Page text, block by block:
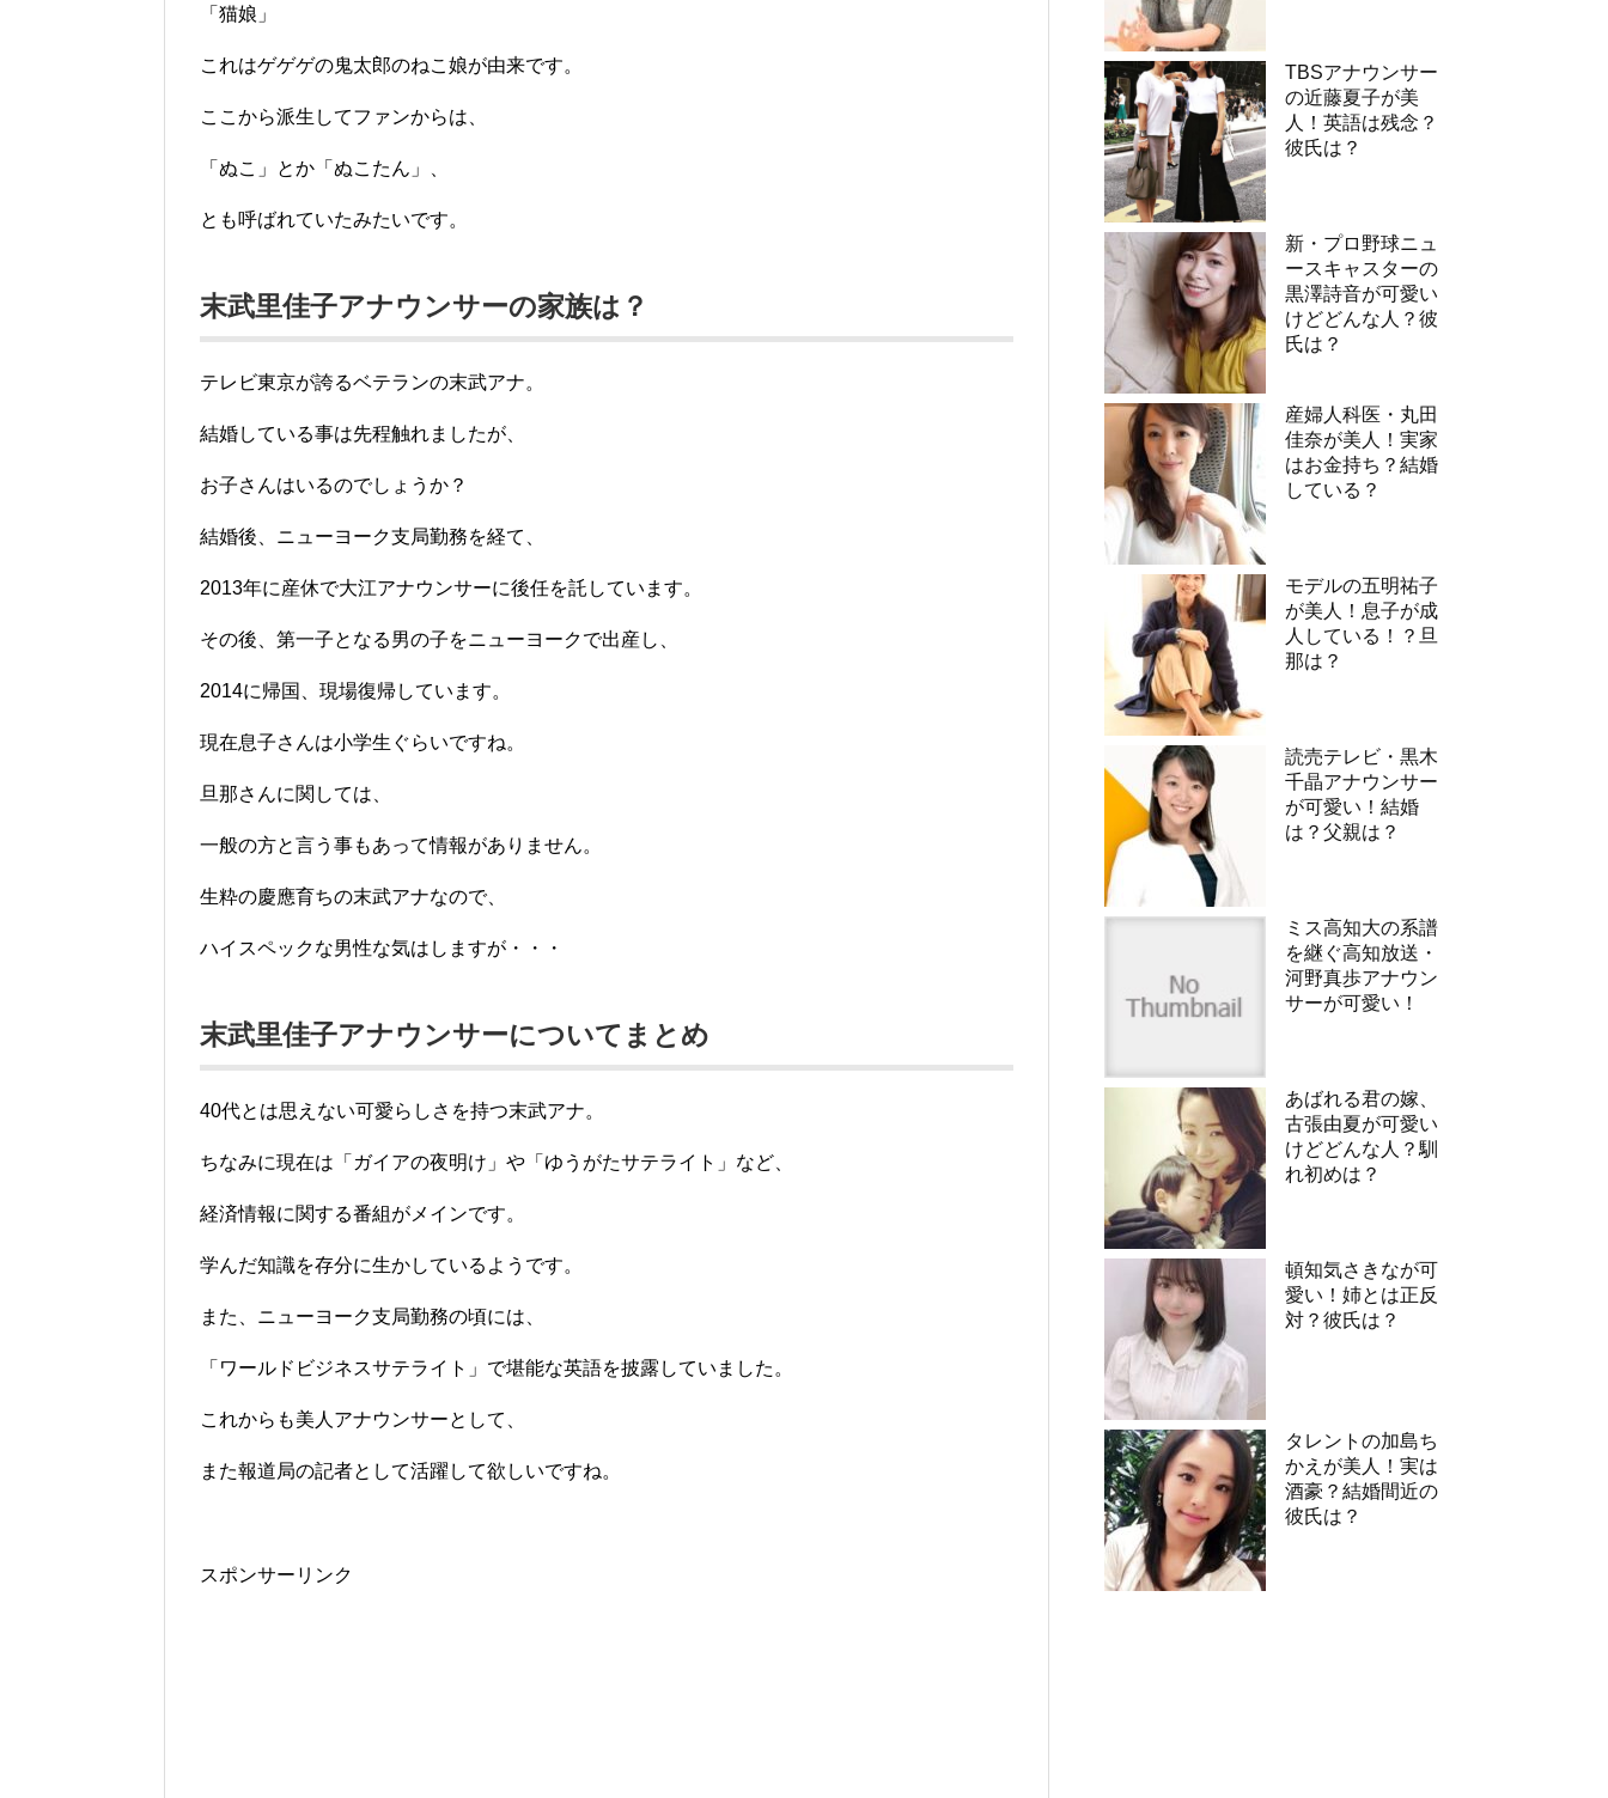
「猫娘」
これはゲゲゲの鬼太郎のねこ娘が由来です。
ここから派生してファンからは、
「ぬこ」とか「ぬこたん」、
とも呼ばれていたみたいです。
末武里佳子アナウンサーの家族は？
テレビ東京が誇るベテランの末武アナ。
結婚している事は先程触れましたが、
お子さんはいるのでしょうか？
結婚後、ニューヨーク支局勤務を経て、
2013年に産休で大江アナウンサーに後任を託しています。
その後、第一子となる男の子をニューヨークで出産し、
2014に帰国、現場復帰しています。
現在息子さんは小学生ぐらいですね。
旦那さんに関しては、
一般の方と言う事もあって情報がありません。
生粋の慶應育ちの末武アナなので、
ハイスペックな男性な気はしますが・・・
末武里佳子アナウンサーについてまとめ
40代とは思えない可愛らしさを持つ末武アナ。
ちなみに現在は「ガイアの夜明け」や「ゆうがたサテライト」など、
経済情報に関する番組がメインです。
学んだ知識を存分に生かしているようです。
また、ニューヨーク支局勤務の頃には、
「ワールドビジネスサテライト」で堪能な英語を披露していました。
これからも美人アナウンサーとして、
また報道局の記者として活躍して欲しいですね。
スポンサーリンク
TBSアナウンサー
の近藤夏子が美
人！英語は残念？
彼氏は？
新・プロ野球ニュ
ースキャスターの
黒澤詩音が可愛い
けどどんな人？彼
氏は？
産婦人科医・丸田
佳奈が美人！実家
はお金持ち？結婚
している？
モデルの五明祐子
が美人！息子が成
人している！？旦
那は？
読売テレビ・黒木
千晶アナウンサー
が可愛い！結婚
は？父親は？
ミス高知大の系譜
を継ぐ高知放送・
河野真歩アナウン
サーが可愛い！
あばれる君の嫁、
古張由夏が可愛い
けどどんな人？馴
れ初めは？
頓知気さきなが可
愛い！姉とは正反
対？彼氏は？
タレントの加島ち
かえが美人！実は
酒豪？結婚間近の
彼氏は？